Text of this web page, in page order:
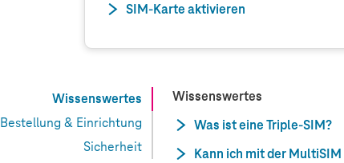
SIM-Karte aktivieren
Wissenswertes
Bestellung & Einrichtung
Sicherheit
Wissenswertes
Was ist eine Triple-SIM?
Kann ich mit der